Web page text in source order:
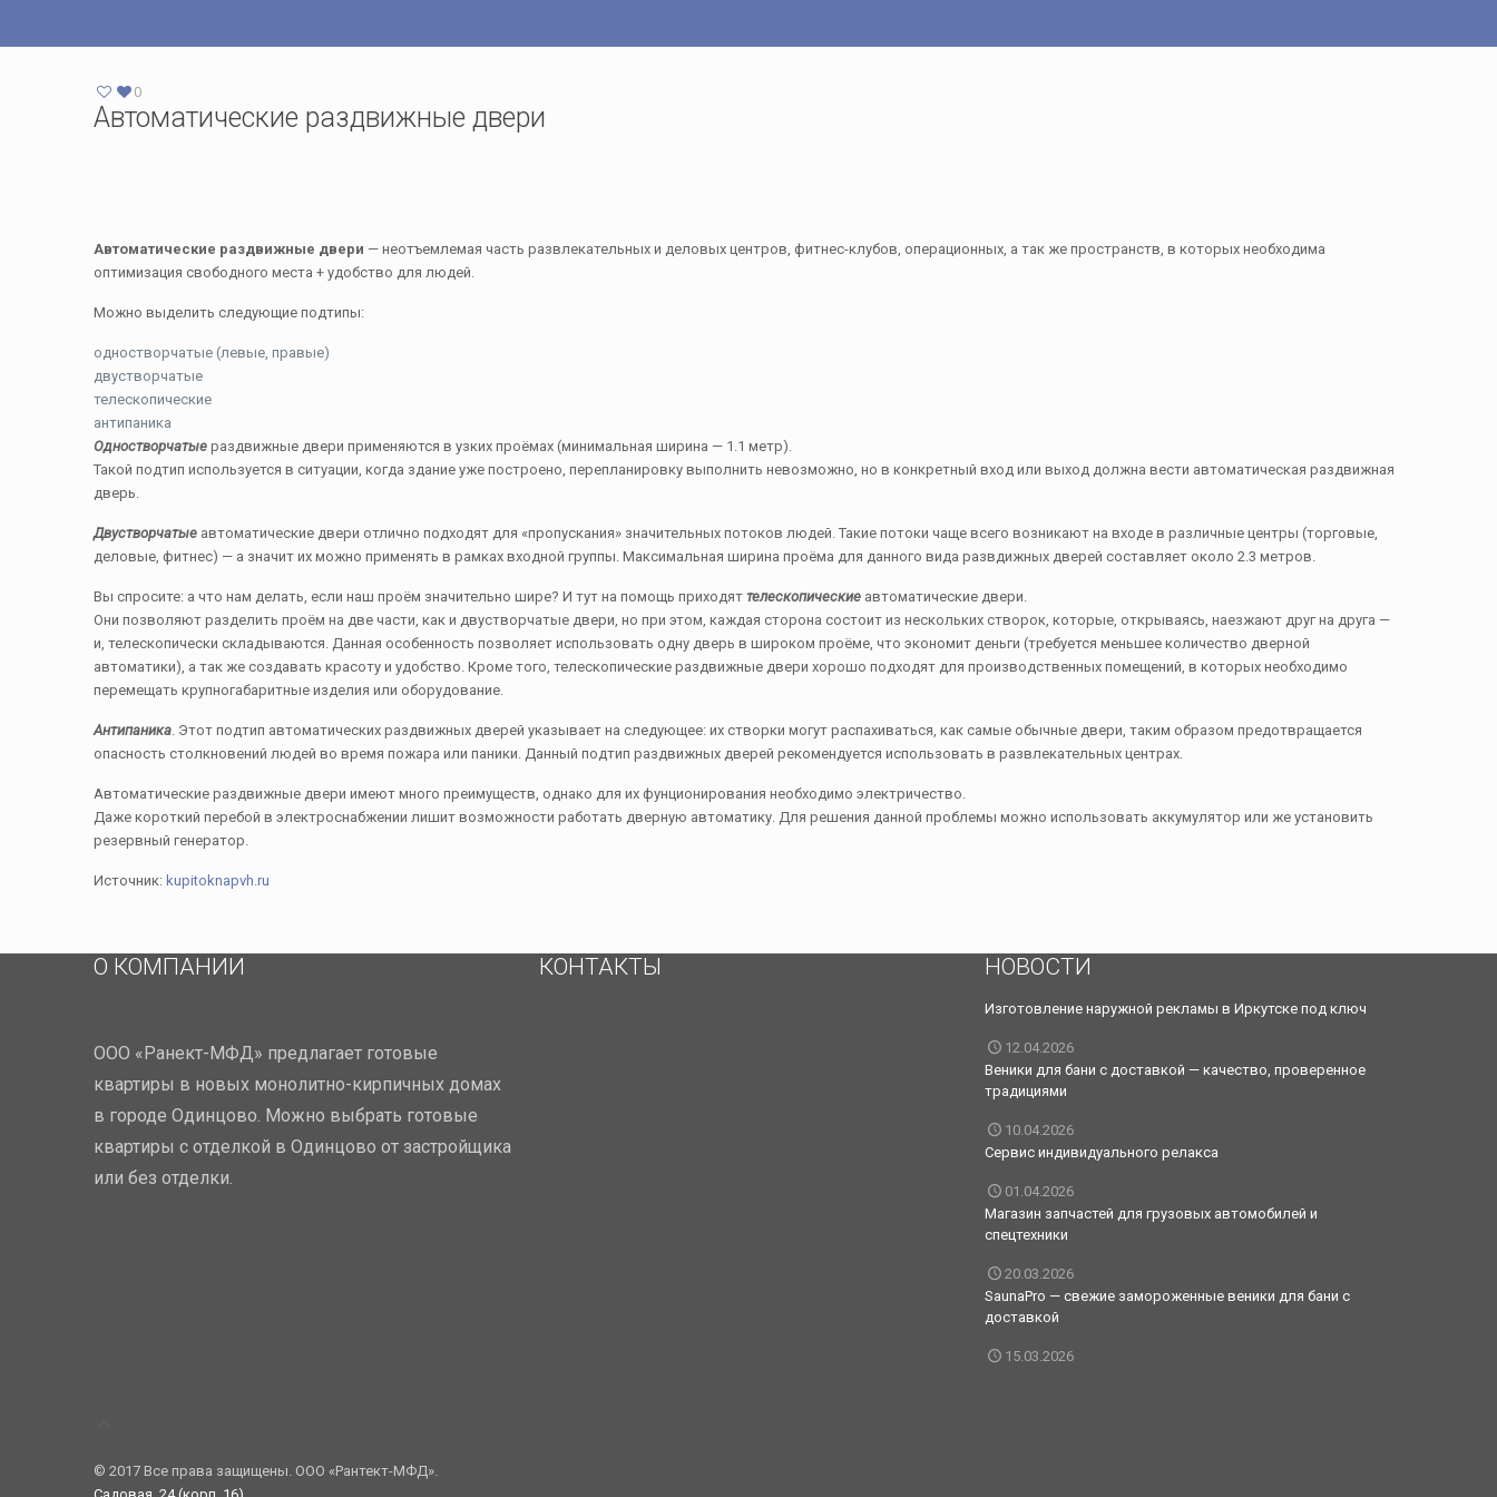
0
Автоматические раздвижные двери
Автоматические раздвижные двери — неотъемлемая часть развлекательных и деловых центров, фитнес-клубов, операционных, а так же пространств, в которых необходима
оптимизация свободного места + удобство для людей.
Можно выделить следующие подтипы:
одностворчатые (левые, правые)
двустворчатые
телескопические
антипаника
Одностворчатые раздвижные двери применяются в узких проёмах (минимальная ширина — 1.1 метр).
Такой подтип используется в ситуации, когда здание уже построено, перепланировку выполнить невозможно, но в конкретный вход или выход должна вести автоматическая раздвижная
дверь.
Двустворчатые автоматические двери отлично подходят для «пропускания» значительных потоков людей. Такие потоки чаще всего возникают на входе в различные центры (торговые,
деловые, фитнес) — а значит их можно применять в рамках входной группы. Максимальная ширина проёма для данного вида развдижных дверей составляет около 2.3 метров.
Вы спросите: а что нам делать, если наш проём значительно шире? И тут на помощь приходят телескопические автоматические двери.
Они позволяют разделить проём на две части, как и двустворчатые двери, но при этом, каждая сторона состоит из нескольких створок, которые, открываясь, наезжают друг на друга —
и, телескопически складываются. Данная особенность позволяет использовать одну дверь в широком проёме, что экономит деньги (требуется меньшее количество дверной
автоматики), а так же создавать красоту и удобство. Кроме того, телескопические раздвижные двери хорошо подходят для производственных помещений, в которых необходимо
перемещать крупногабаритные изделия или оборудование.
Антипаника. Этот подтип автоматических раздвижных дверей указывает на следующее: их створки могут распахиваться, как самые обычные двери, таким образом предотвращается
опасность столкновений людей во время пожара или паники. Данный подтип раздвижных дверей рекомендуется использовать в развлекательных центрах.
Автоматические раздвижные двери имеют много преимуществ, однако для их фунционирования необходимо электричество.
Даже короткий перебой в электроснабжении лишит возможности работать дверную автоматику. Для решения данной проблемы можно использовать аккумулятор или же установить
резервный генератор.
Источник: kupitoknapvh.ru
О КОМПАНИИ
ООО «Ранект-МФД» предлагает готовые
квартиры в новых монолитно-кирпичных домах
в городе Одинцово. Можно выбрать готовые
квартиры с отделкой в Одинцово от застройщика
или без отделки.
КОНТАКТЫ НОВОСТИ
Изготовление наружной рекламы в Иркутске под ключ
12.04.2026
Веники для бани с доставкой — качество, проверенное
традициями
10.04.2026
Сервис индивидуального релакса
01.04.2026
Магазин запчастей для грузовых автомобилей и
спецтехники
20.03.2026
SaunaPro — свежие замороженные веники для бани с
доставкой
15.03.2026
© 2017 Все права защищены. ООО «Рантект-МФД».